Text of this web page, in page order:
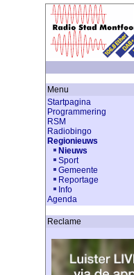
Menu
Startpagina
Programmering
RSM
Radiobingo
Regionieuws
Nieuws
Sport
Gemeente
Reportage
Info
Agenda
Reclame